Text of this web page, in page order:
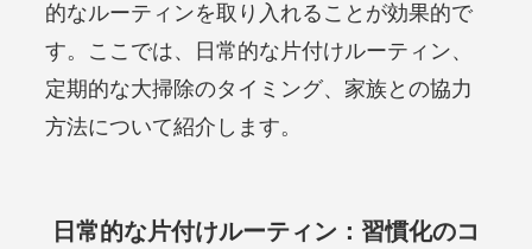
的なルーティンを取り入れることが効果的で
す。ここでは、日常的な片付けルーティン、
定期的な大掃除のタイミング、家族との協力
方法について紹介します。
日常的な片付けルーティン：習慣化のコ